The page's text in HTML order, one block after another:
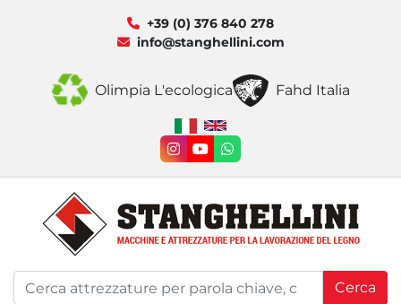
+39 (0) 376 840 278
info@stanghellini.com
Olimpia L'ecologica Fahd Italia
instagram
youtubewhatsapp
Cerca